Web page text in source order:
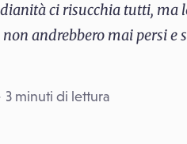
ci risucchia tutti, ma
andrebbero mai persi e
3 minuti di lettura